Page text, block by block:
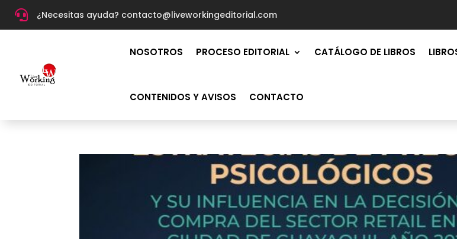
 ¿Necesitas ayuda? contacto@liveworkingeditorial.com
NOSOTROS PROCESO EDITORIAL CATÁLOGO DE LIBROS
CONTENIDOS Y AVISOS CONTACTO